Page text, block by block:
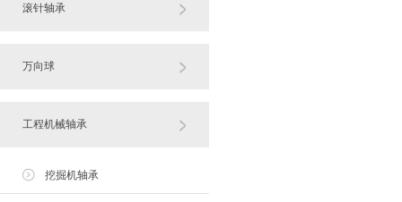
滚针轴承
万向球
工程机械轴承
挖掘机轴承